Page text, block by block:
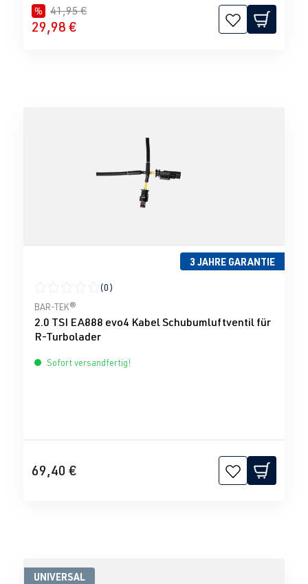
% 41,95 €
29,98 €
3 JAHRE GARANTIE
Durchschnittliche Bewertung von 0 von 5 Sternen
(0)
BAR-TEK®
2.0 TSI EA888 evo4 Kabel Schubumluftventil für
R-Turbolader
Sofort versandfertig!
69,40 €
UNIVERSAL